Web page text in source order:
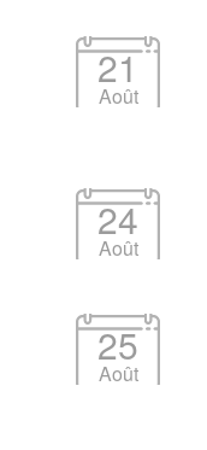
21
Août
24
Août
25
Août